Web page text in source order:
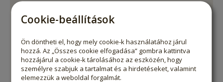
Energia
amelyből telített zsírsavak
0,9 g
Szénhidrát
amelyből cukrok
0,6 g
Cookie-beállítások
Ön döntheti el, hogy mely cookie-k használatához járul
hozzá. Az „Összes cookie elfogadása” gombra kattintva
hozzájárul a cookie-k tárolásához az eszközén, hogy
személyre szabjuk a tartalmat és a hirdetéseket, valamint
elemezzük a weboldal forgalmát.